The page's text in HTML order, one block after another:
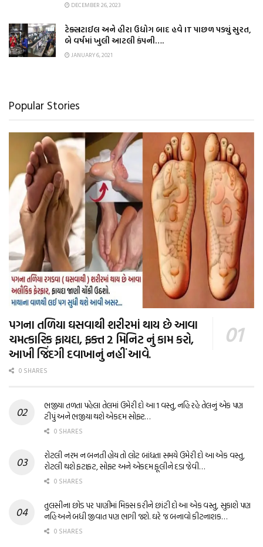
DECEMBER 26, 2023
ટેક્સટાઈલ અને હીરા ઉદ્યોગ બાદ હવે IT પાછળ પડ્યું સુરત,
બે વર્ષમાં ખુલી આટલી કંપની….
JANUARY 6, 2021
Popular Stories
પગના તળિયા ઘસવાથી શરીરમાં થાય છે આવા
ચમત્કારિક ફાયદા, ફક્ત 2 મિનિટ નું કામ કરો,
આખી જિંદગી દવાખાનું નહીં આવે.
0 SHARES
ભજીયા તળતા પહેલા તેલમાં ઉમેરી દો આ 1 વસ્તુ, નહિ રહે તેલનું એક પણ
ટીપું અને ભજીયા થશે એકદમ સોફ્ટ…
0 SHARES
રોટલી નરમ ન બનતી હોય તો લોટ બાંધતા સમયે ઉમેરી દો આ એક વસ્તુ,
રોટલી થશે ફટાફટ, સોફ્ટ અને એકદમ ફૂલીને દડા જેવી…
0 SHARES
તુલસીના છોડ પર પાણીમાં મિક્સ કરીને છાંટી દો આ એક વસ્તુ, સુકાશે પણ
નહિ અને બધી જીવાત પણ ભાગી જશે. ઘરે જ બનાવો કીટનાશક…
0 SHARES